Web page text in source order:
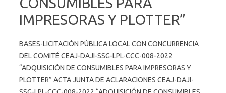
IMPRESORAS Y PLOTTER”
BASES-LICITACIÓN PÚBLICA LOCAL CON CONCURRENCIA
DEL COMITÉ CEAJ-DAJI-SSG-LPL-CCC-008-2022
“ADQUISICIÓN DE CONSUMIBLES PARA IMPRESORAS Y
PLOTTER” ACTA JUNTA DE ACLARACIONES CEAJ-DAJI-